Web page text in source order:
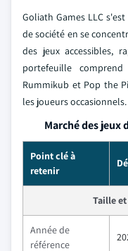
Goliath Games LLC
de société en se
des jeux accessibles,
portefeuille
Rummikub et Pop the
les joueurs occasionnels.
Marché des
Point clé à
retenir
Taille
Année de
référence